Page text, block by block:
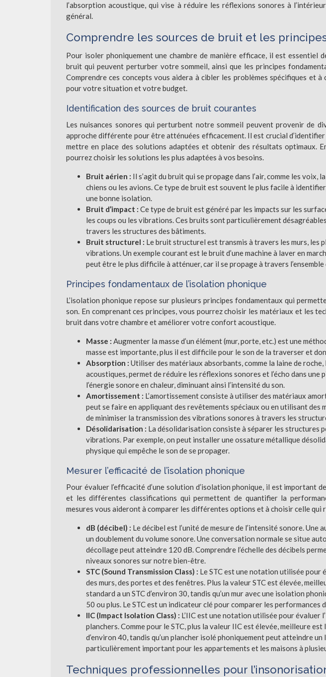
l’absorption acoustique, qui vise à réduire les réflexions sonores à
général.
Comprendre les sources de bruit et les
Pour isoler phoniquement une chambre de manière efficace, il est essentiel
bruit qui peuvent perturber votre sommeil, ainsi que les principes
Comprendre ces concepts vous aidera à cibler les problèmes spécifiques et
pour votre situation et votre budget.
Identification des sources de bruit courantes
Les nuisances sonores qui perturbent notre sommeil peuvent provenir de
approche différente pour être atténuées efficacement. Il est crucial
mettre en place des solutions adaptées et obtenir des résultats optimaux.
pourrez choisir les solutions les plus adaptées à vos besoins.
Bruit aérien : Il s’agit du bruit qui se propage dans l’air, comme les voix,
chiens ou les avions. Ce type de bruit est souvent le plus facile à
une bonne isolation.
Bruit d’impact : Ce type de bruit est généré par les impacts sur les
les coups ou les vibrations. Ces bruits sont particulièrement
travers les structures des bâtiments.
Bruit structurel : Le bruit structurel est transmis à travers les murs, les
vibrations. Un exemple courant est le bruit d’une machine à laver en
peut être le plus difficile à atténuer, car il se propage à travers
Principes fondamentaux de l’isolation phonique
L’isolation phonique repose sur plusieurs principes fondamentaux qui
son. En comprenant ces principes, vous pourrez choisir les matériaux et les
bruit dans votre chambre et améliorer votre confort acoustique.
Masse : Augmenter la masse d’un élément (mur, porte, etc.) est une
masse est importante, plus il est difficile pour le son de la traverser et
Absorption : Utiliser des matériaux absorbants, comme la laine de
acoustiques, permet de réduire les réflexions sonores et l’écho dans une
l’énergie sonore en chaleur, diminuant ainsi l’intensité du son.
Amortissement : L’amortissement consiste à utiliser des matériaux
peut se faire en appliquant des revêtements spéciaux ou en utilisant des
de minimiser la transmission des vibrations sonores à travers les
Désolidarisation : La désolidarisation consiste à séparer les structures
vibrations. Par exemple, on peut installer une ossature métallique
physique qui empêche le son de se propager.
Mesurer l’efficacité de l’isolation phonique
Pour évaluer l’efficacité d’une solution d’isolation phonique, il est important
et les différentes classifications qui permettent de quantifier la
mesures vous aideront à comparer les différentes options et à choisir celle qui
dB (décibel) : Le décibel est l’unité de mesure de l’intensité sonore. Une
un doublement du volume sonore. Une conversation normale se situe
décollage peut atteindre 120 dB. Comprendre l’échelle des décibels
niveaux sonores sur notre bien-être.
STC (Sound Transmission Class) : Le STC est une notation utilisée pour
des murs, des portes et des fenêtres. Plus la valeur STC est élevée,
standard a un STC d’environ 30, tandis qu’un mur avec une isolation
50 ou plus. Le STC est un indicateur clé pour comparer les
IIC (Impact Isolation Class) : L’IIC est une notation utilisée pour évaluer
planchers. Comme pour le STC, plus la valeur IIC est élevée, meilleure
d’environ 40, tandis qu’un plancher isolé phoniquement peut atteindre un
particulièrement important pour les appartements et les maisons à
Techniques professionnelles pour